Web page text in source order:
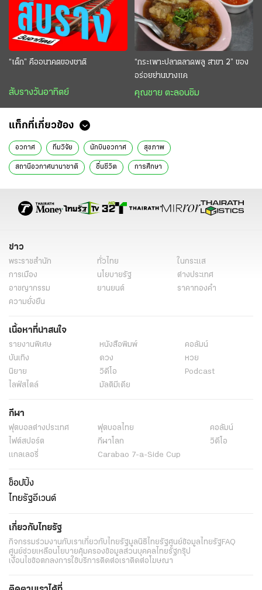
“เด็ก” คืออนาคตของชาติ
สับรางวันอาทิตย์
“กระเพาะปลาตลาดพลู สาขา 2” ของ
อร่อยย่านบางแค
คุณชาย ตะลอนชิม
แท็กที่เกี่ยวข้อง
อวกาศ ทีมวิจัย นักบินอวกาศ สุขภาพ
สถานีอวกาศนานาชาติ ชื่นชีวิต การศึกษา
ข่าว
พระราชสำนัก ทั่วไทย
ในกระแส
การเมือง
นโยบายรัฐ
ต่างประเทศ
อาชญากรรม
ยานยนต์
ราคาทองคำ
ความยั่งยืน
เนื้อหาที่น่าสนใจ
รายงานพิเศษ หนังสือพิมพ์
คอลัมน์
บันเทิง
ดวง
หวย
นิยาย
วิดีโอ
Podcast
ไลฟ์สไตล์
มัลติมีเดีย
กีฬา
ฟุตบอลต่่างประเทศ ฟุตบอลไทย
คอลัมน์
ไฟต์สปอร์ต
กีฬาโลก
วิดีโอ
แกลเลอรี่
Carabao 7-a-Side Cup
ช็อปปิ้ง
ไทยรัฐอีเวนต์
เกี่ยวกับไทยรัฐ
กิจกรรมร่วมงานกับเราเกี่ยวกับไทยรัฐมูลนิธิไทยรัฐศูนย์ข้อมูลไทยรัฐFAQ
ศูนย์ช่วยเหลือนโยบายคุ้มครองข้อมูลส่วนบุคคลไทยรัฐกรุ๊ป
เงื่อนไขข้อตกลงการใช้บริการติดต่อเราติดต่อโฆษณา